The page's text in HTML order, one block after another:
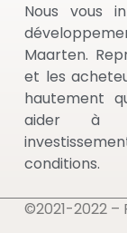
Nous vous
Maarten.
et les
hautement
aider à
conditions.
©2021-2022